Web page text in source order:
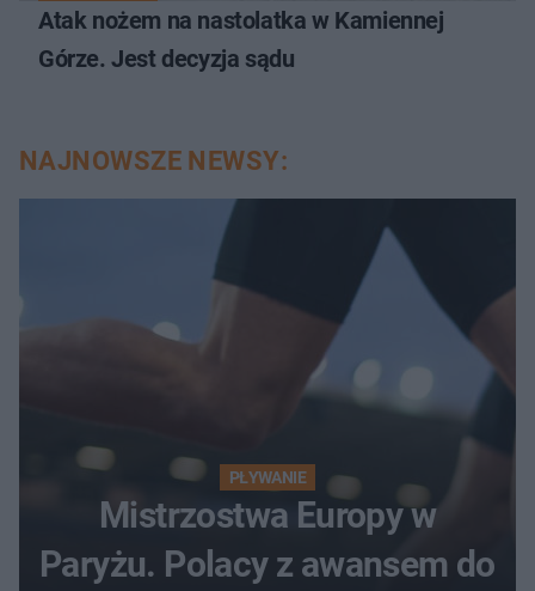
Atak nożem na nastolatka w Kamiennej
Górze. Jest decyzja sądu
NAJNOWSZE NEWSY:
PŁYWANIE
Mistrzostwa Europy w
Paryżu. Polacy z awansem do